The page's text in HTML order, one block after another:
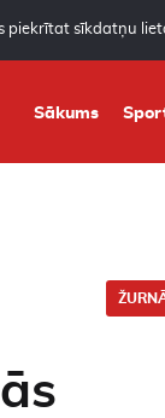
piekrītat sīkdatņu
Sākums